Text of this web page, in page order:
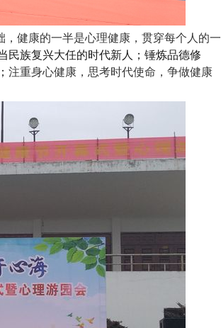
，健康的一半是心理健康，贯穿每个人的一
民族复兴大任的时代新人； 锤炼品德修
注重身心健康，思考时代使命，争做健康